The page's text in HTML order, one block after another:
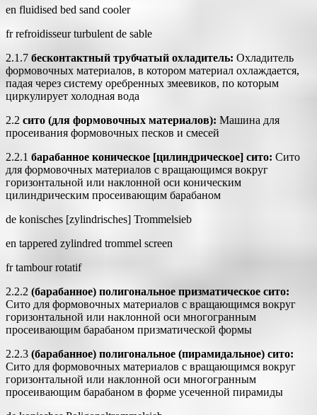
en fluidised bed sand cooler
fr refroidisseur turbulent de sable
2.1.7 бесконтактный трубчатый охладитель: Охладитель
формовочных материалов, в котором материал охлаждается,
падая через систему оребренных змеевиков, по которым
циркулирует холодная вода
2.2 сито (для формовочных материалов): Машина для
просеивания формовочных песков и смесей
2.2.1 барабанное коническое [цилиндрическое] сито: Сито
для формовочных материалов с вращающимся вокруг
горизонтальной или наклонной оси коническим
цилиндрическим просеивающим барабаном
de konisches [zylindrisches] Trommelsieb
en tappered zylindred trommel screen
fr tambour rotatif
2.2.2 (барабанное) полигональное призматическое сито:
Сито для формовочных материалов с вращающимся вокруг
горизонтальной или наклонной оси многогранным
просеивающим барабаном призматической формы
2.2.3 (барабанное) полигональное (пирамидальное) сито:
Сито для формовочных материалов с вращающимся вокруг
горизонтальной или наклонной оси многогранным
просеивающим барабаном в форме усеченной пирамиды